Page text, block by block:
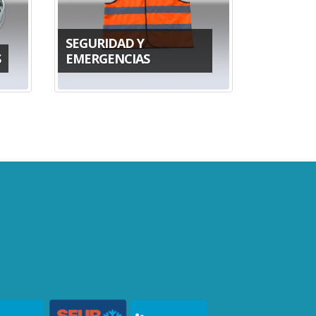
SEGURIDAD Y
EMERGENCIAS